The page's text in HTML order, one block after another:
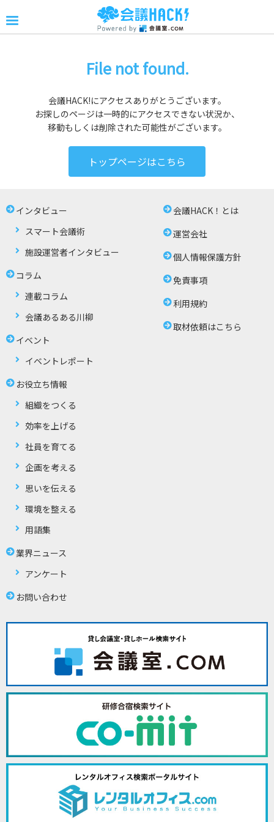
File not found.
会議HACK!にアクセスありがとうございます。
お探しのページは一時的にアクセスできない状況か、
移動もしくは削除された可能性がございます。
トップページはこちら
インタビュー
スマート会議術
施設運営者インタビュー
コラム
連載コラム
会議あるある川柳
イベント
イベントレポート
お役立ち情報
組織をつくる
効率を上げる
社員を育てる
企画を考える
思いを伝える
環境を整える
用語集
業界ニュース
アンケート
お問い合わせ
会議HACK！とは
運営会社
個人情報保護方針
免責事項
利用規約
取材依頼はこちら